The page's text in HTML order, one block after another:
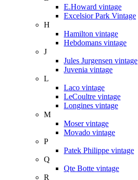
E.Howard vintage
Excelsior Park Vintage
H
Hamilton vintage
Hebdomans vintage
J
Jules Jurgensen vintage
Juvenia vintage
L
Laco vintage
LeCoultre vintage
Longines vintage
M
Moser vintage
Movado vintage
P
Patek Philippe vintage
Q
Qte Botte vintage
R